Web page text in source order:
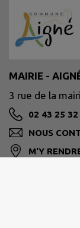
MAIRIE -
3 rue de la
02 43 25 32
NOUS
M'Y